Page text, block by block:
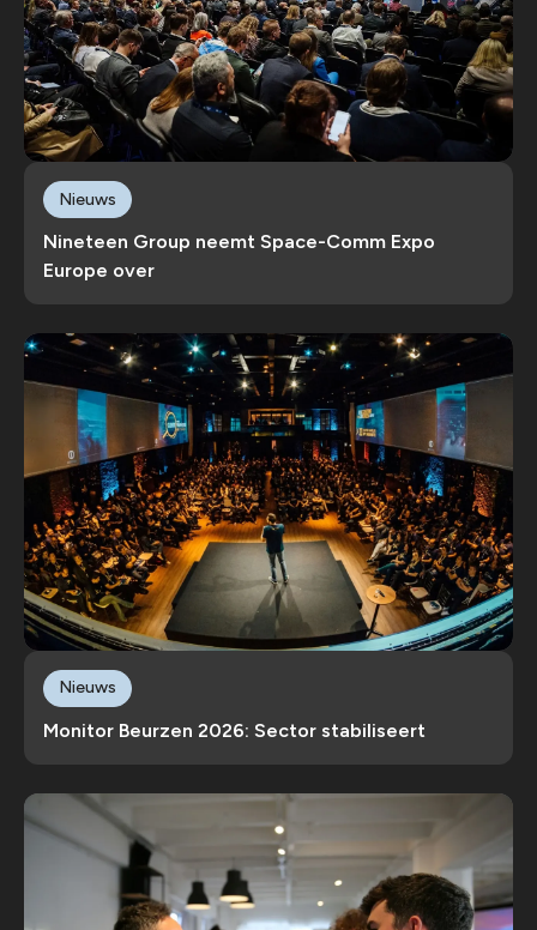
Nineteen Group neemt Space-Comm Expo
Europe over
Nieuws
Monitor Beurzen 2026: Sector stabiliseert
Nieuws